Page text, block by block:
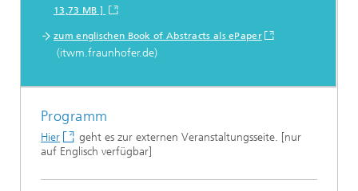
13,73 MB ]
zum englischen Book of Abstracts als ePaper
(itwm.fraunhofer.de)
Programm
Hier
geht es zur externen Veranstaltungsseite. [nur
auf Englisch verfügbar]